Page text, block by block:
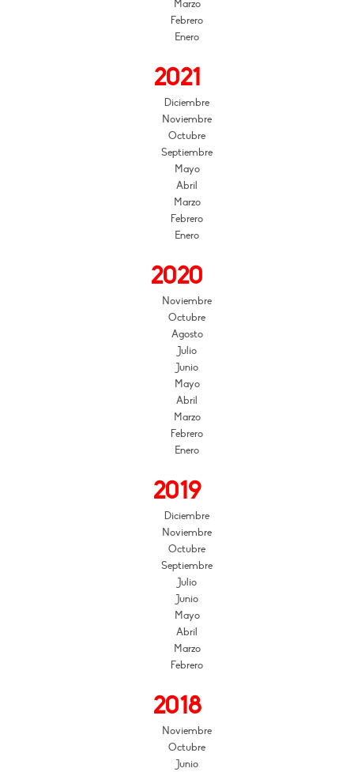
Marzo
Febrero
Enero
2021
Diciembre
Noviembre
Octubre
Septiembre
Mayo
Abril
Marzo
Febrero
Enero
2020
Noviembre
Octubre
Agosto
Julio
Junio
Mayo
Abril
Marzo
Febrero
Enero
2019
Diciembre
Noviembre
Octubre
Septiembre
Julio
Junio
Mayo
Abril
Marzo
Febrero
2018
Noviembre
Octubre
Junio